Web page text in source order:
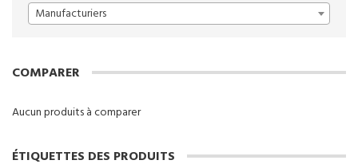
Manufacturiers
COMPARER
Aucun produits à comparer
ÉTIQUETTES DES PRODUITS